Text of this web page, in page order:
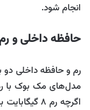
انجام شود.
حافظه داخلی و
رم و حافظه داخلی
اگرچه رم ۸